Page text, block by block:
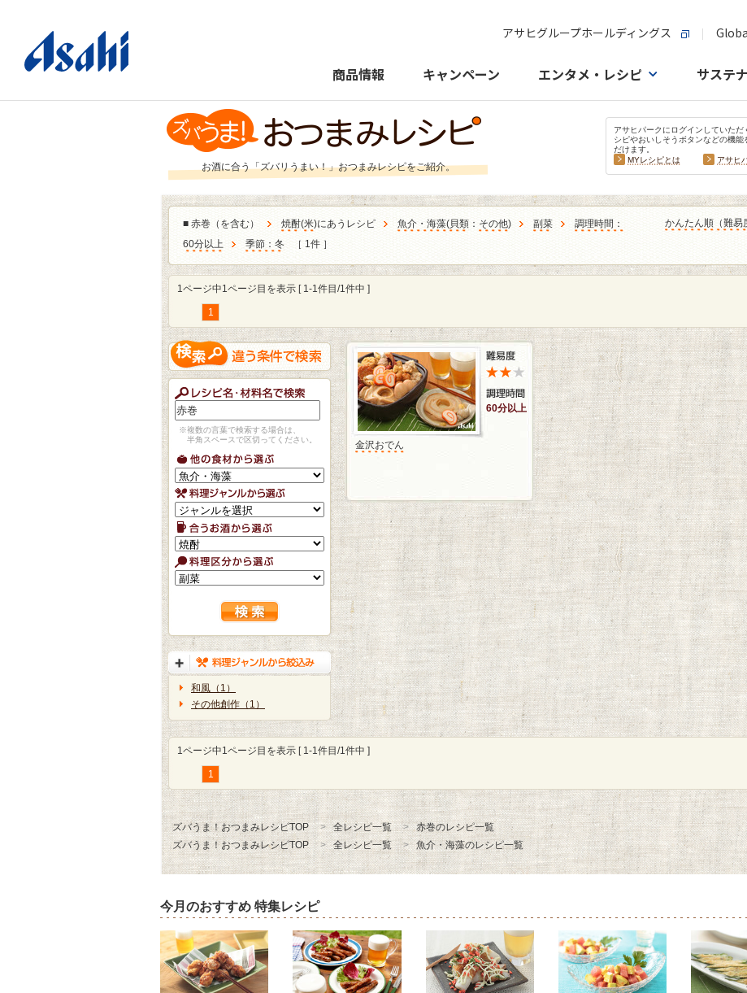
アサヒグループホールディングス
商品情報 キャンペーン エンタメ・レシピ サステ
お酒に合う「ズバリうまい！」おつまみレシピをご紹介。
アサヒパークにログインしていただ
シピやおいしそうボタンなどの機能
だけます。
MYレシピとは
アサヒ
■ 赤巻（を含む） 焼酎(米)にあうレシピ 魚介・海藻(貝類 ： その他) 副菜
調理時間：
60分以上
季節：冬 ［ 1件 ］
かんたん順（難易
1ページ中1ページ目を表示 [ 1-1件目/1件中 ]
1
※複数の言葉で検索する場合は、
半角スペースで区切ってください。
和風（1）
その他創作（1）
60分以上
金沢おでん
1ページ中1ページ目を表示 [ 1-1件目/1件中 ]
1
ズバうま！おつまみレシピTOP 全レシピ一覧
赤巻のレシピ一覧
ズバうま！おつまみレシピTOP
全レシピ一覧 魚介・海藻のレシピ一覧
今月のおすすめ 特集レシピ